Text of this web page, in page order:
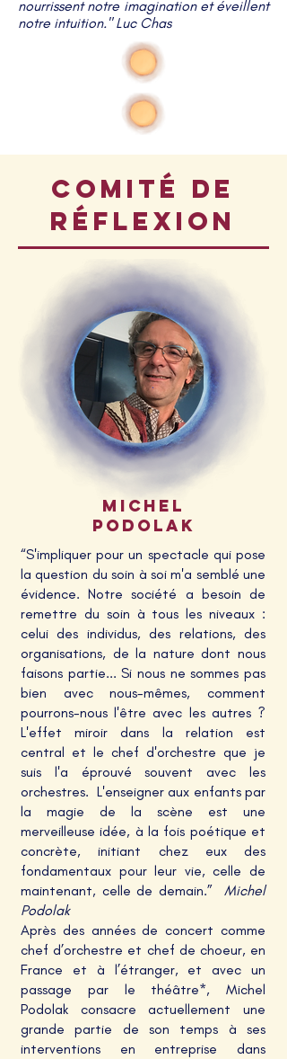
nourrissent notre imagination et éveillent
notre intuition.​​​" Luc Chas​​​​
comité de
RéFLEXION
Michel
podolak
“S'impliquer pour un spectacle qui pose
la question du soin à soi m'a semblé une
évidence. Notre société a besoin de
remettre du soin à tous les niveaux :
celui des individus, des relations, des
organisations, de la nature dont nous
faisons partie... Si nous ne sommes pas
bien avec nous-mêmes, comment
pourrons-nous l'être avec les autres ?
L'effet miroir dans la relation est
central et le chef d'orchestre que je
suis l'a éprouvé souvent avec les
orchestres. L'enseigner aux enfants par
la magie de la scène est une
merveilleuse idée, à la fois poétique et
concrète, initiant chez eux des
fondamentaux pour leur vie, celle de
maintenant, celle de demain.” Michel
Podolak ​
Après des années de concert comme
chef d’orchestre et chef de choeur, en
France et à l’étranger, et avec un
passage par le théâtre*, Michel
Podolak consacre actuellement une
grande partie de son temps à ses
interventions en entreprise dans